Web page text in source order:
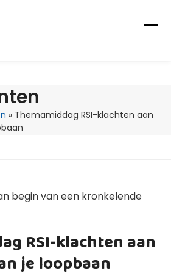
» Themamiddag RSI-klachten aan
RSI-klachten aan
je loopbaan